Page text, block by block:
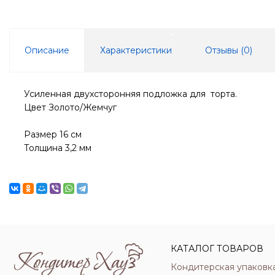
Описание Характеристики Отзывы (0)
Усиленная двухсторонняя подложка для торта.
Цвет Золото/Жемчуг
Размер 16 см
Толщина 3,2 мм
КАТАЛОГ ТОВАРОВ
Кондитерская